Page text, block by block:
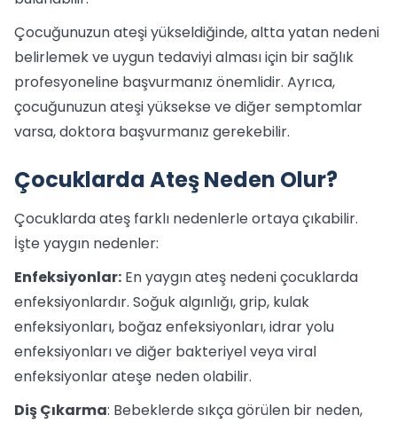
Çocuğunuzun ateşi yükseldiğinde, altta yatan nedeni
belirlemek ve uygun tedaviyi alması için bir sağlık
profesyoneline başvurmanız önemlidir. Ayrıca,
çocuğunuzun ateşi yüksekse ve diğer semptomlar
varsa, doktora başvurmanız gerekebilir.
Çocuklarda Ateş Neden Olur?
Çocuklarda ateş farklı nedenlerle ortaya çıkabilir.
İşte yaygın nedenler:
Enfeksiyonlar: En yaygın ateş nedeni çocuklarda
enfeksiyonlardır. Soğuk algınlığı, grip, kulak
enfeksiyonları, boğaz enfeksiyonları, idrar yolu
enfeksiyonları ve diğer bakteriyel veya viral
enfeksiyonlar ateşe neden olabilir.
Diş Çıkarma: Bebeklerde sıkça görülen bir neden,